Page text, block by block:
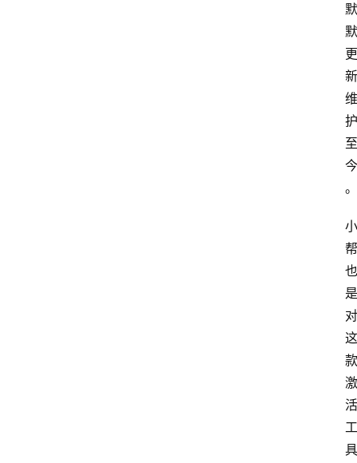
默
默
更
新
维
护
至
今
。
小
帮
也
是
对
这
款
激
活
工
具